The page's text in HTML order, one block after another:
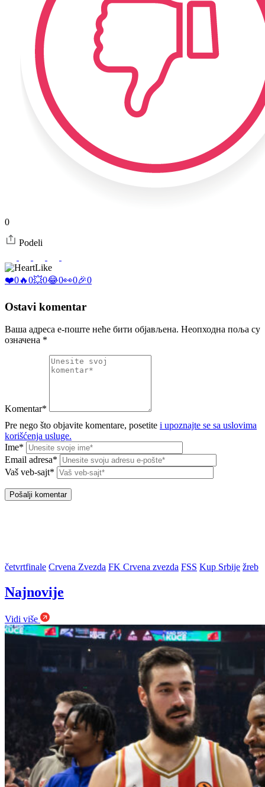
0
Podeli
Like
❤️0🔥0💥0😂0👀0🎉0
Ostavi komentar
Ваша адреса е-поште неће бити објављена. Неопходна поља су
означена *
Komentar*
Pre nego što objavite komentare, posetite i upoznajte se sa uslovima
korišćenja usluge.
Ime*
Email adresa*
Vaš veb-sajt*
četvrtfinale Crvena Zvezda FK Crvena zvezda FSS Kup Srbije žreb
Najnovije
Vidi više